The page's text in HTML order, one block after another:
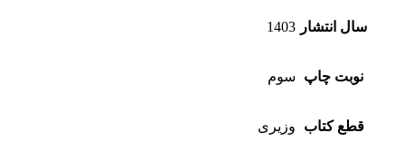
سال انتشار 1403
نوبت چاپ سوم
قطع کتاب وزیری